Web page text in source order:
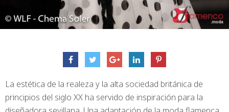
La estética de la realeza y la alta sociedad británica de
principios del siglo XX ha servido de inspiración para la